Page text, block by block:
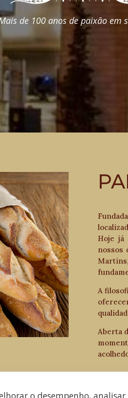
de 100 anos de paixão em
Hoje já
nossos
A
Aberta
o desempenho, analisar